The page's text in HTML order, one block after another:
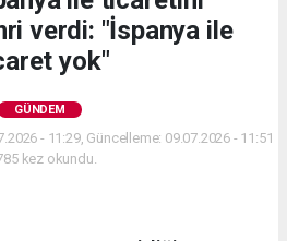
verdi: "İspanya ile
yok"
GÜNDEM
- 11:29, Güncelleme: 09.07.2026 - 11:51
kez okundu.